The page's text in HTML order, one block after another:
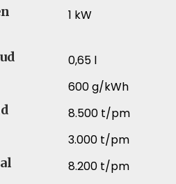
1 kW
0,65 l
600 g/kWh
8.500 t/pm
3.000 t/pm
8.200 t/pm